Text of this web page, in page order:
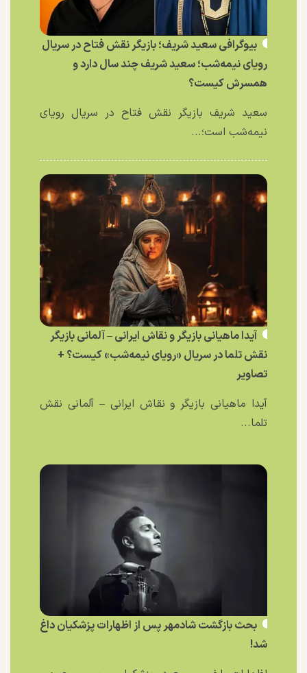
بیوگرافی سعید شریف؛ بازیگر نقش فتاح در سریال
رویای نیمه‌شب؛ سعید شریف چند سال دارد و
همسرش کیست؟
سعید شریف بازیگر نقش فتاح در سریال رویای
نیمه‌شب است؛...
آیدا ماهیانی بازیگر و نقاش ایرانی – آلمانی بازیگر
نقش تلما در سریال «رویای نیمه‌شب» کیست؟ +
تصاویر
آیدا ماهیانی بازیگر و نقاش ایرانی – آلمانی نقش
تلما...
بحث بازگشت شادمهر پس از اظهارات پزشکیان داغ
شد!